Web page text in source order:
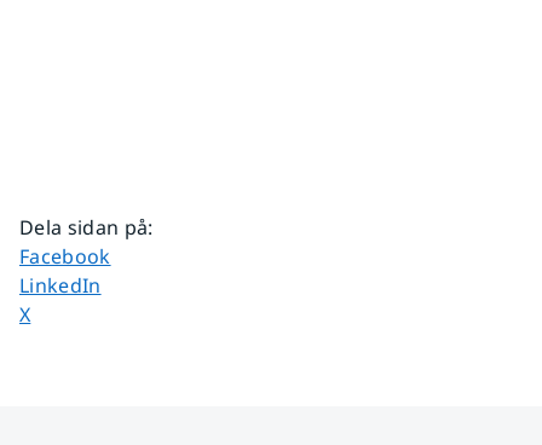
Dela sidan på:
Dela sidan på
Facebook
Dela sidan på
LinkedIn
Dela sidan på
X